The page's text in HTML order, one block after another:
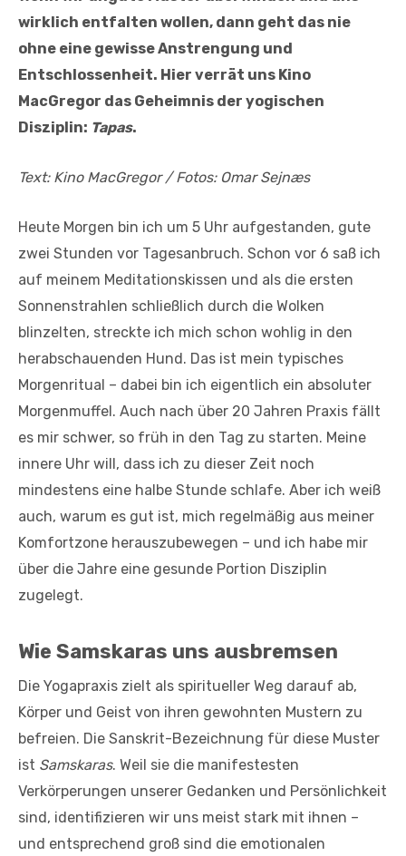
wirklich entfalten wollen, dann geht das nie
ohne eine gewisse Anstrengung und
Entschlossenheit. Hier verrät uns Kino
MacGregor das Geheimnis der yogischen
Disziplin: Tapas.
Text: Kino MacGregor / Fotos: Omar Sejnæs
Heute Morgen bin ich um 5 Uhr aufgestanden, gute
zwei Stunden vor Tagesanbruch. Schon vor 6 saß ich
auf meinem Meditationskissen und als die ersten
Sonnenstrahlen schließlich durch die Wolken
blinzelten, streckte ich mich schon wohlig in den
herabschauenden Hund. Das ist mein typisches
Morgenritual – dabei bin ich eigentlich ein absoluter
Morgenmuffel. Auch nach über 20 Jahren Praxis fällt
es mir schwer, so früh in den Tag zu starten. Meine
innere Uhr will, dass ich zu dieser Zeit noch
mindestens eine halbe Stunde schlafe. Aber ich weiß
auch, warum es gut ist, mich regelmäßig aus meiner
Komfortzone herauszubewegen – und ich habe mir
über die Jahre eine gesunde Portion Disziplin
zugelegt.
Wie Samskaras uns ausbremsen
Die Yogapraxis zielt als spiritueller Weg darauf ab,
Körper und Geist von ihren gewohnten Mustern zu
befreien. Die Sanskrit-Bezeichnung für diese Muster
ist Samskaras. Weil sie die manifestesten
Verkörperungen unserer Gedanken und Persönlichkeit
sind, identifizieren wir uns meist stark mit ihnen –
und entsprechend groß sind die emotionalen